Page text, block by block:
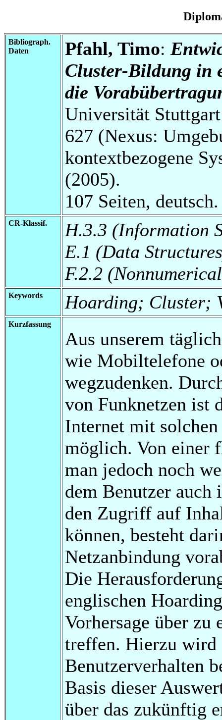
Bibliograph.
Daten
Pfahl, Timo:
Cluster-Bildung in
die
Universität
627 (Nexus:
kontextbezogene
(2005).
107 Seiten, deutsch.
CR-Klassif.
H.3.3 (Information
E.1 (Data
F.2.2
Keywords Hoarding; Cluster;
Kurzfassung
Aus unserem
wie Mobiltelefone
wegzudenken.
von Funknetzen ist
Internet mit
möglich. Von einer
man jedoch noch
dem Benutzer auch
den Zugriff auf
können, besteht
Netzanbindung
Die
englischen
Vorhersage über zu
treffen. Hierzu wird
Benutzerverhalten
Basis dieser
über das zukünftig